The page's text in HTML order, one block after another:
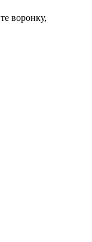
воронку,